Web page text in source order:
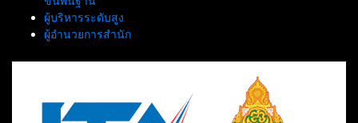
ผู้บริหารระดับสูง
ผู้อำนวยการสำนัก